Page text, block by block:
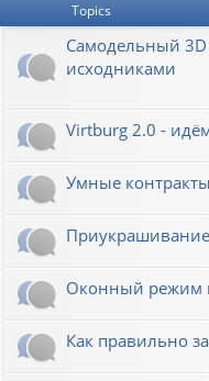
Topics
Самодельный
исходниками
Virtburg 2.0 -
Умные
Оконный режим
Как правильно